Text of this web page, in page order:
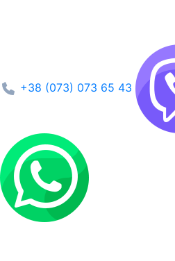
+38 (073) 073 65 43